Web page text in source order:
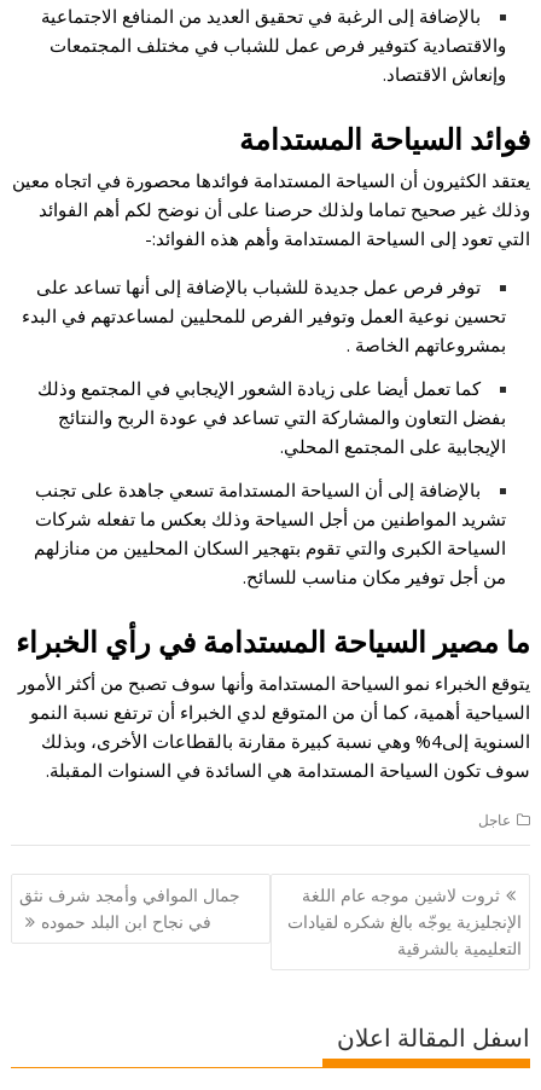
بالإضافة إلى الرغبة في تحقيق العديد من المنافع الاجتماعية
والاقتصادية كتوفير فرص عمل للشباب في مختلف المجتمعات
وإنعاش الاقتصاد.
فوائد السياحة المستدامة
يعتقد الكثيرون أن السياحة المستدامة فوائدها محصورة في اتجاه معين
وذلك غير صحيح تماما ولذلك حرصنا على أن نوضح لكم أهم الفوائد
التي تعود إلى السياحة المستدامة وأهم هذه الفوائد:-
توفر فرص عمل جديدة للشباب بالإضافة إلى أنها تساعد على
تحسين نوعية العمل وتوفير الفرص للمحليين لمساعدتهم في البدء
بمشروعاتهم الخاصة .
كما تعمل أيضا على زيادة الشعور الإيجابي في المجتمع وذلك
بفضل التعاون والمشاركة التي تساعد في عودة الربح والنتائج
الإيجابية على المجتمع المحلي.
بالإضافة إلى أن السياحة المستدامة تسعي جاهدة على تجنب
تشريد المواطنين من أجل السياحة وذلك بعكس ما تفعله شركات
السياحة الكبرى والتي تقوم بتهجير السكان المحليين من منازلهم
من أجل توفير مكان مناسب للسائح.
ما مصير السياحة المستدامة في رأي الخبراء
يتوقع الخبراء نمو السياحة المستدامة وأنها سوف تصبح من أكثر الأمور
السياحية أهمية، كما أن من المتوقع لدي الخبراء أن ترتفع نسبة النمو
السنوية إلى4% وهي نسبة كبيرة مقارنة بالقطاعات الأخرى، وبذلك
سوف تكون السياحة المستدامة هي السائدة في السنوات المقبلة.
عاجل
تصفّح
المقالات
ثروت لاشين موجه عام اللغة
الإنجليزية يوجّه بالغ شكره لقيادات
التعليمية بالشرقية
جمال الموافي وأمجد شرف نثق
في نجاح ابن البلد حموده
اسفل المقالة اعلان